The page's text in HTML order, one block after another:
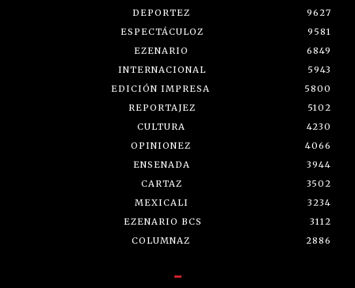
DEPORTEZ
9627
ESPECTÁCULOZ
9581
EZENARIO
6849
INTERNACIONAL
5943
EDICIÓN IMPRESA
5800
REPORTAJEZ
5102
CULTURA
4230
OPINIONEZ
4066
ENSENADA
3944
CARTAZ
3502
MEXICALI
3234
EZENARIO BCS
3112
COLUMNAZ
2886
-